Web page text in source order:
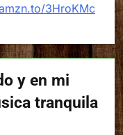
3HroKMc
y en mi
tranquila